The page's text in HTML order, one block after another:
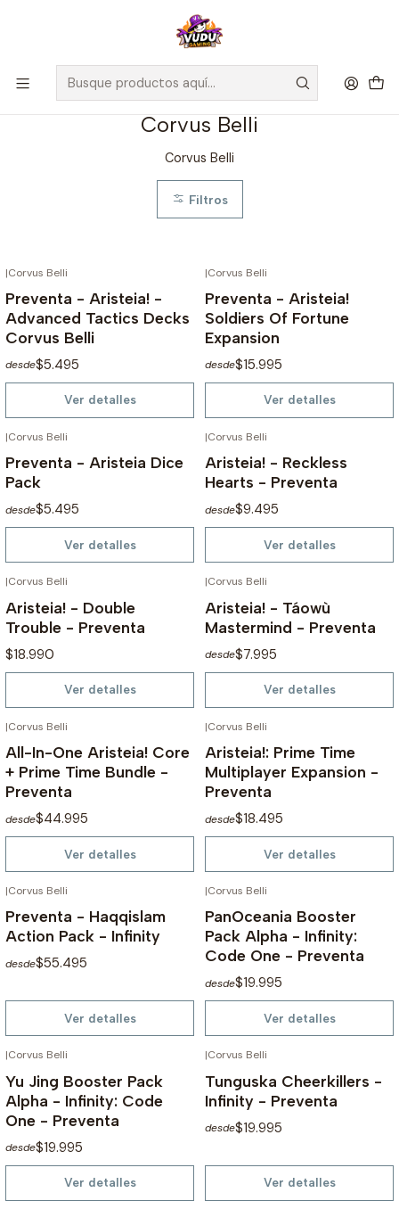
🚀 ¡Despachamos a todo Chile! Envío GRATIS a Regiones sobre
$100.000 y a RM sobre $35.000
Inicio Preventas Corvus Belli
Corvus Belli
Corvus Belli
Filtros
|Corvus Belli
Preventa - Aristeia! -
Advanced Tactics Decks
Corvus Belli
desde$5.495
Ver detalles
|Corvus Belli
Preventa - Aristeia!
Soldiers Of Fortune
Expansion
desde$15.995
Ver detalles
|Corvus Belli
Preventa - Aristeia Dice
Pack
desde$5.495
Ver detalles
|Corvus Belli
Aristeia! - Reckless
Hearts - Preventa
desde$9.495
Ver detalles
|Corvus Belli
Aristeia! - Double
Trouble - Preventa
$18.990
Ver detalles
|Corvus Belli
Aristeia! - Táowù
Mastermind - Preventa
desde$7.995
Ver detalles
|Corvus Belli
All-In-One Aristeia! Core
+ Prime Time Bundle -
Preventa
desde$44.995
Ver detalles
|Corvus Belli
Aristeia!: Prime Time
Multiplayer Expansion -
Preventa
desde$18.495
Ver detalles
|Corvus Belli
Preventa - Haqqislam
Action Pack - Infinity
desde$55.495
Ver detalles
|Corvus Belli
PanOceania Booster
Pack Alpha - Infinity:
Code One - Preventa
desde$19.995
Ver detalles
|Corvus Belli
Yu Jing Booster Pack
Alpha - Infinity: Code
One - Preventa
desde$19.995
Ver detalles
|Corvus Belli
Tunguska Cheerkillers -
Infinity - Preventa
desde$19.995
Ver detalles